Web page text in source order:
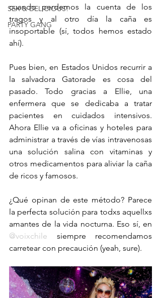
SEX & DELICIOUS!
PARTY GANG
cuando perdemos la cuenta de los
tragos y al otro día la caña es
insoportable (sí, todos hemos estado
ahí).
Pues bien, en Estados Unidos recurrir a
la salvadora Gatorade es cosa del
pasado. Todo gracias a Ellie, una
enfermera que se dedicaba a tratar
pacientes en cuidados intensivos.
Ahora Ellie va a oficinas y hoteles para
administrar a través de vías intravenosas
una solución salina con vitaminas y
otros medicamentos para aliviar la caña
de ricos y famosos.
¿Qué opinan de este método? Parece
la perfecta solución para todxs aquellxs
@voixchile siempre recomendamos
carretear con precaución (yeah, sure).